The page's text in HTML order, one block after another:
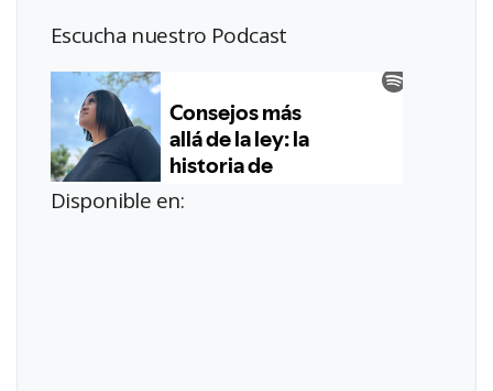
Escucha nuestro Podcast
Disponible en: